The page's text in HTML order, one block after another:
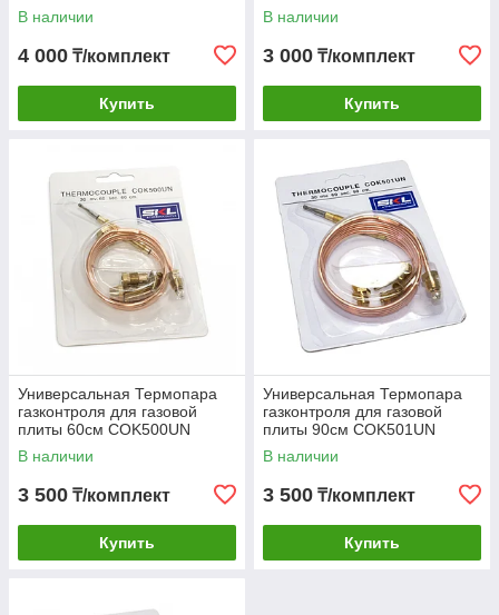
В наличии
4 000 ₸/комплект
Купить
В наличии
3 000 ₸/комплект
Купить
Универсальная Термопара
газконтроля для газовой
плиты 60см COK500UN
В наличии
3 500 ₸/комплект
Купить
Универсальная Термопара
газконтроля для газовой
плиты 90см COK501UN
В наличии
3 500 ₸/комплект
Купить